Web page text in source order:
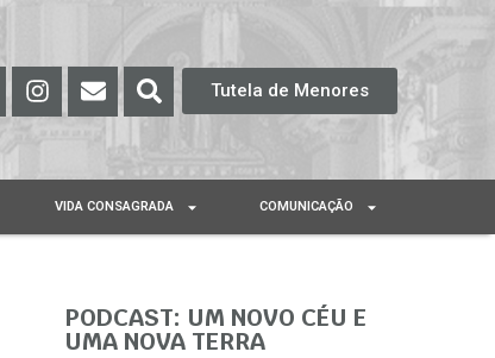
Tutela de Menores
VIDA CONSAGRADA COMUNICAÇÃO
PODCAST: UM NOVO CÉU E
UMA NOVA TERRA